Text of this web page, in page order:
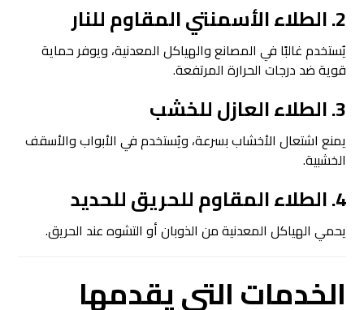
2. الطلاء الأسمنتي المقاوم للنار
يُستخدم غالبًا في المصانع والهياكل المعدنية، ويوفر حماية
قوية ضد درجات الحرارة المرتفعة.
3. الطلاء العازل للخشب
يمنع اشتعال الأخشاب بسرعة، ويُستخدم في الأبواب والأسقف
الخشبية.
4. الطلاء المقاوم للحريق للحديد
يحمي الهياكل المعدنية من الذوبان أو التشوه عند الحريق.
الخدمات التي يقدمها